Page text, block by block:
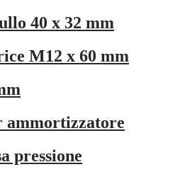
40 x 32 mm
M12 x 60 mm
ammortizzatore
pressione